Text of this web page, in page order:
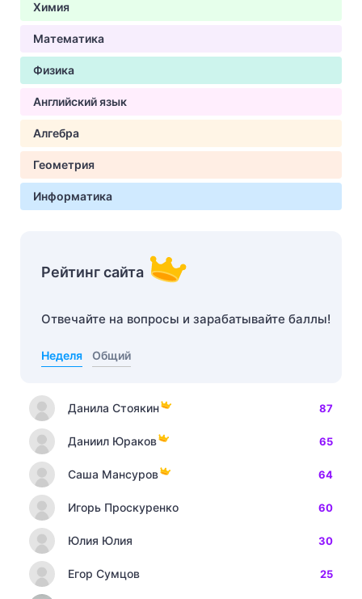
Химия
Математика
Физика
Английский язык
Алгебра
Геометрия
Информатика
Рейтинг сайта
Отвечайте на вопросы и зарабатывайте баллы!
Неделя Общий
Данила Стоякин 87
Даниил Юраков 65
Саша Мансуров 64
Игорь Проскуренко 60
Юлия Юлия 30
Егор Сумцов 25